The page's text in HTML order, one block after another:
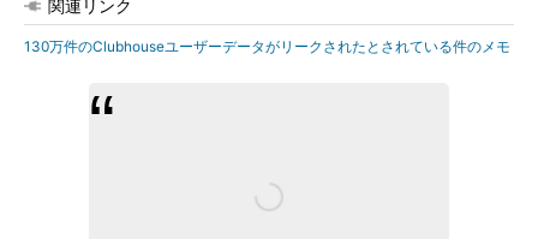
関連リンク
130万件のClubhouseユーザーデータがリークされたとされている件のメモ